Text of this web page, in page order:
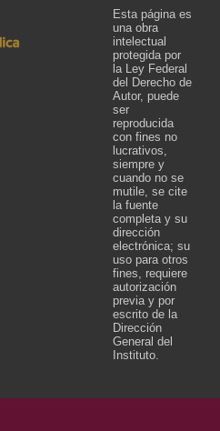
Esta página es
una obra
intelectual
protegida por
la Ley Federal
del Derecho de
Autor, puede
ser
reproducida
con fines no
lucrativos,
siempre y
cuando no se
mutile, se cite
la fuente
completa y su
dirección
electrónica; su
uso para otros
fines, requiere
autorización
previa y por
escrito de la
Dirección
General del
Instituto.